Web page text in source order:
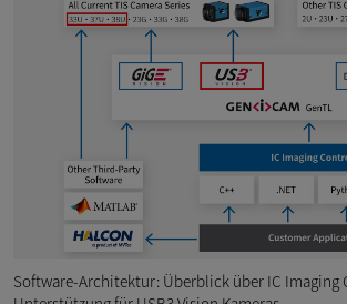
Software-Architektur: Überblick über IC Imaging